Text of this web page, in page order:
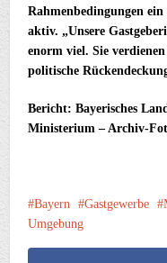
Rahmenbedingungen
aktiv. „Unsere
enorm viel. Sie
politische
Bericht: Bayerisches
Ministerium – Archiv-
Bayern Gastgewerbe
Umgebung